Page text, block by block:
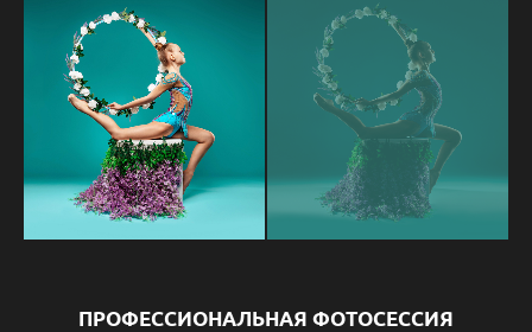
ПРОФЕССИОНАЛЬНАЯ ФОТОСЕССИЯ